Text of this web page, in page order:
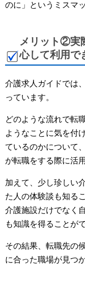
のに」というミスマ
メリット②実
心して利用で
介護求人ガイドでは
っています。
どのような流れで転
ようなことに気を付
ているのかについて
が転職をする際に活
加えて、少し珍しい
た人の体験談も知る
介護施設だけでなく
も知識を得ることが
その結果、転職先の
に合った職場が見つ